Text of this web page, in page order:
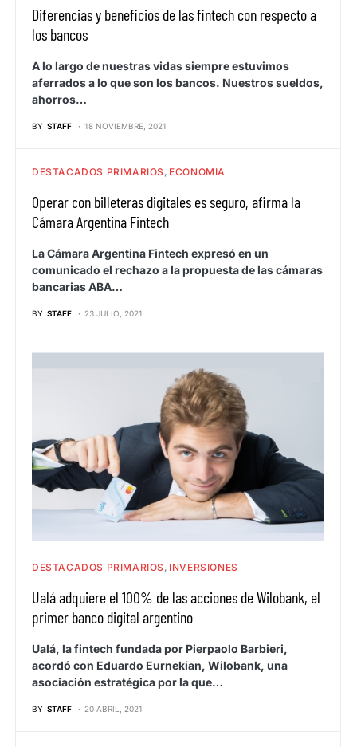
Diferencias y beneficios de las fintech con respecto a
los bancos
A lo largo de nuestras vidas siempre estuvimos
aferrados a lo que son los bancos. Nuestros sueldos,
ahorros…
BY STAFF 18 NOVIEMBRE, 2021
DESTACADOS PRIMARIOS ECONOMIA
Operar con billeteras digitales es seguro, afirma la
Cámara Argentina Fintech
La Cámara Argentina Fintech expresó en un
comunicado el rechazo a la propuesta de las cámaras
bancarias ABA…
BY STAFF 23 JULIO, 2021
DESTACADOS PRIMARIOS INVERSIONES
Ualá adquiere el 100% de las acciones de Wilobank, el
primer banco digital argentino
Ualá, la fintech fundada por Pierpaolo Barbieri,
acordó con Eduardo Eurnekian, Wilobank, una
asociación estratégica por la que…
BY STAFF 20 ABRIL, 2021